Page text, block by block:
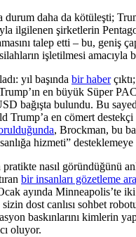
durum daha da kötüleşti;
ilgilenen şirketlerin
talep etti – bu, geniş
işletilmesi amacıyla
yıl başında bir haber
en büyük Süper
bağışta bulundu. Bu
Trump’a en cömert
, Brockman, bu
hizmeti” desteklemeye
nasıl göründüğünü
bir insanları gözetleme
ayında Minneapolis’te
dost canlısı sohbet
baskınlarını kimlerin
oluyor.